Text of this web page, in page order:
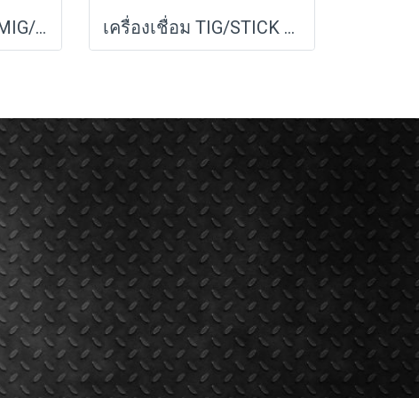
ตู้เชื่อม INVERTER MIG/MMA120 รุ่น MIG120A PUMPKIN HOME (17926) เครื่องเชื่อม TIG/STICK 200Ah SUMO MCU INTELLIGENT